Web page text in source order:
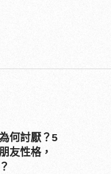
何討厭？5
友性格，